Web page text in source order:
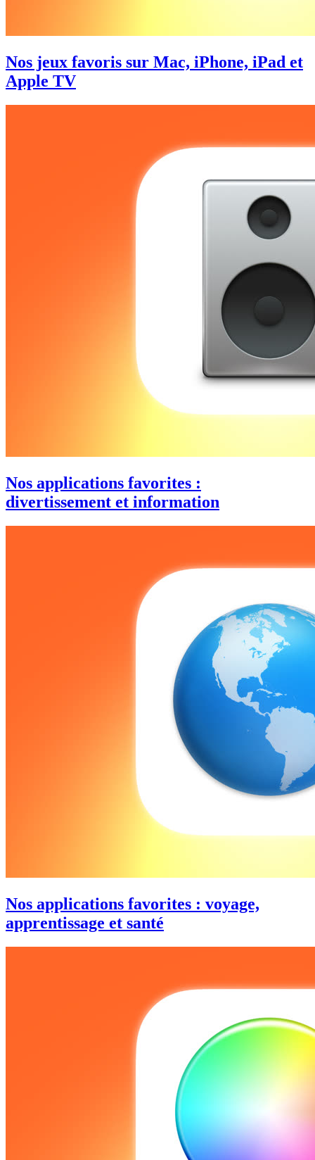
Nos jeux favoris sur Mac, iPhone, iPad et
Apple TV
Nos applications favorites :
divertissement et information
Nos applications favorites : voyage,
apprentissage et santé